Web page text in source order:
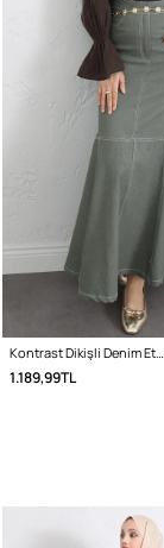
Kontrast Dikişli Denim Etek Y0115 - HAKİ
1.189,99TL